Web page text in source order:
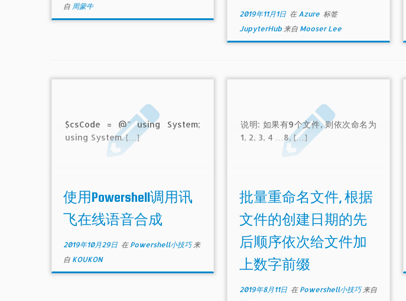
自 周蒙牛
2019年11月1日在 Azure 标签
JupyterHub 来自 Mooser Lee
$csCode = @" using System;
using System. […]
使用Powershell调用讯
飞在线语音合成
2019年10月29日 在 Powershell小技巧来
自 KOUKON
说明: 如果有9个文件, 则依次命名为
1, 2, 3, 4 …8, […]
批量重命名文件, 根据
文件的创建日期的先
后顺序依次给文件加
上数字前缀
2019年8月11日在 Powershell小技巧来自